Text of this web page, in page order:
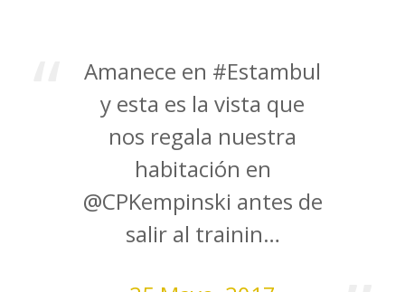
Amanece en #Estambul
y esta es la vista que
nos regala nuestra
habitación en
@CPKempinski antes de
salir al trainin…